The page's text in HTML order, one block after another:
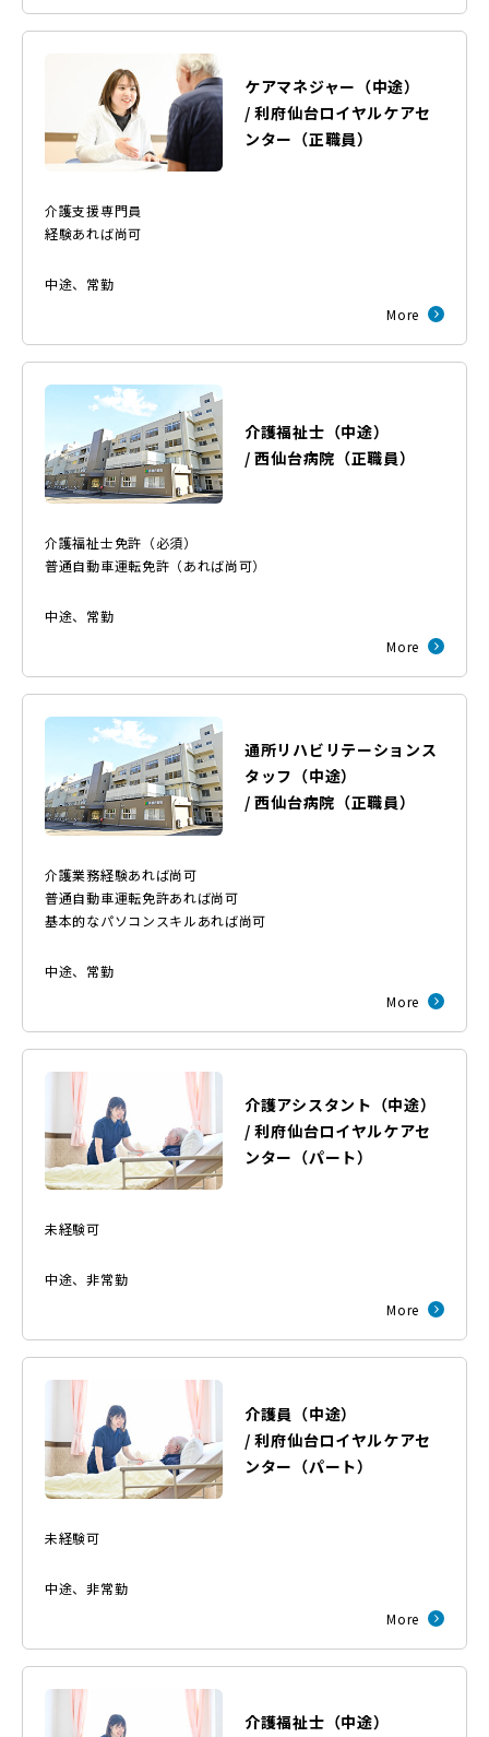
ケアマネジャー（中途）
/利府仙台ロイヤルケアセ
ンター （正職員）
介護支援専門員
経験あれば尚可
中途、 常勤
More
介護福祉士（中途）
/西仙台病院 （正職員）
介護福祉士免許（必須）
普通自動車運転免許（あれば尚可）
中途、 常勤
More
通所リハビリテーションス
タッフ（中途）
/西仙台病院 （正職員）
介護業務経験あれば尚可
普通自動車運転免許あれば尚可
基本的なパソコンスキルあれば尚可
中途、 常勤
More
介護アシスタント（中途）
/利府仙台ロイヤルケアセ
ンター （パート）
未経験可
中途、非常勤
More
介護員（中途）
/利府仙台ロイヤルケアセ
ンター （パート）
未経験可
中途、非常勤
More
介護福祉士（中途）